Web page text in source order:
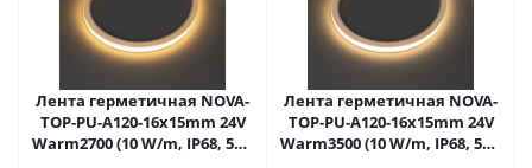
Лента герметичная NOVA-
TOP-PU-A120-16x15mm 24V
Warm2700 (10 W/m, IP68, 5m,
Лента герметичная NOVA-
TOP-PU-A120-16x15mm 24V
Warm3500 (10 W/m, IP68, 5m,